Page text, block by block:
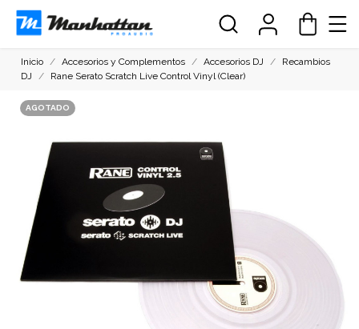
Inicio Accesorios y Complementos Accesorios DJ
Recambios
DJ
Rane Serato Scratch Live Control Vinyl (Clear)
AGOTADO